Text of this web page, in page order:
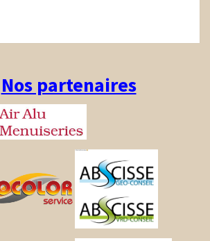
Nos partenaires